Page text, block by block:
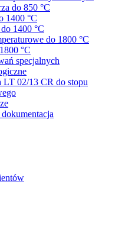
do 850 °C
1400 °C
1400 °C
do 1800 °C
°C
specjalnych
LT 02/13 CR do stopu